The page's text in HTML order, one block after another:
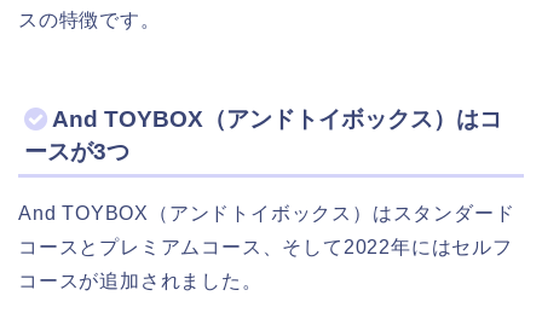
スの特徴です。
And TOYBOX（アンドトイボックス）はコ
ースが3つ
And TOYBOX（アンドトイボックス）はスタンダード
コースとプレミアムコース、そして2022年にはセルフ
コースが追加されました。